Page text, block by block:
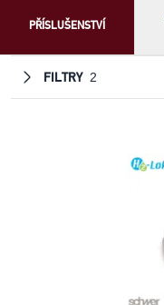
PŘÍSLUŠENSTVÍ
FILTRY 2